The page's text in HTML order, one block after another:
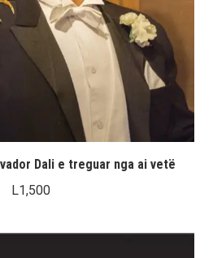
Dali e treguar nga ai vetë
L1,500